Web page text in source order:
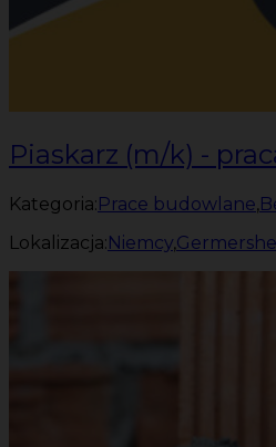
Piaskarz (m/k) -
Kategoria: Prace budowlane,
Lokalizacja: Niemcy,